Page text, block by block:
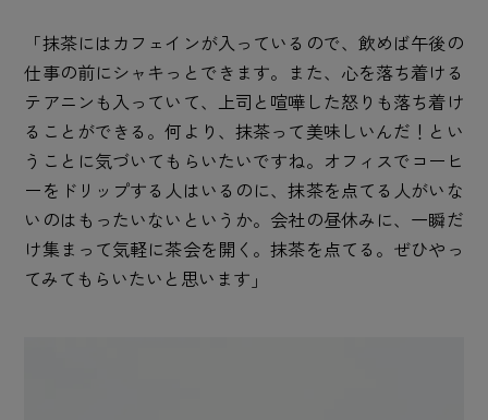
「抹茶にはカフェインが入っているので、飲めば午後の
仕事の前にシャキっとできます。また、心を落ち着ける
テアニンも入っていて、上司と喧嘩した怒りも落ち着け
ることができる。何より、抹茶って美味しいんだ！とい
うことに気づいてもらいたいですね。オフィスでコーヒ
ーをドリップする人はいるのに、抹茶を点てる人がいな
いのはもったいないというか。会社の昼休みに、一瞬だ
け集まって気軽に茶会を開く。抹茶を点てる。ぜひやっ
てみてもらいたいと思います」